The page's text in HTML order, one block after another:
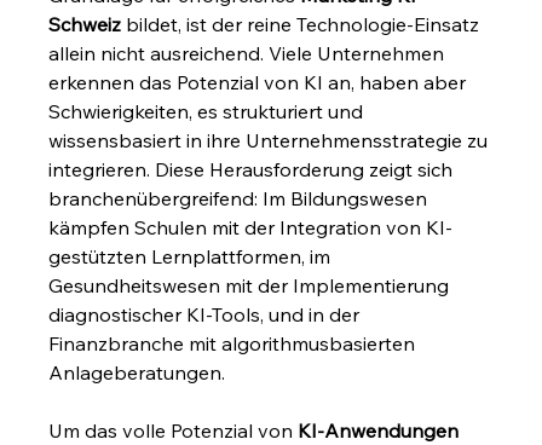
Schweiz bildet, ist der reine Technologie-Einsatz
allein nicht ausreichend. Viele Unternehmen
erkennen das Potenzial von KI an, haben aber
Schwierigkeiten, es strukturiert und
wissensbasiert in ihre Unternehmensstrategie zu
integrieren. Diese Herausforderung zeigt sich
branchenübergreifend: Im Bildungswesen
kämpfen Schulen mit der Integration von KI-
gestützten Lernplattformen, im
Gesundheitswesen mit der Implementierung
diagnostischer KI-Tools, und in der
Finanzbranche mit algorithmusbasierten
Anlageberatungen.
Um das volle Potenzial von KI-Anwendungen